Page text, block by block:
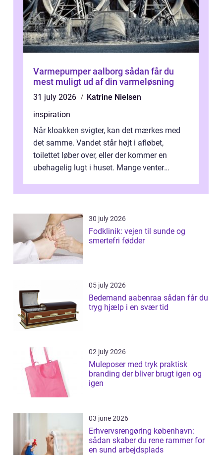
Varmepumper aalborg sådan får du
mest muligt ud af din varmeløsning
31 july 2026
Katrine Nielsen
inspiration
Når kloakken svigter, kan det mærkes med
det samme. Vandet står højt i afløbet,
toilettet løber over, eller der kommer en
ubehagelig lugt i huset. Mange venter
30 july 2026
Fodklinik: vejen til sunde og
smertefri fødder
05 july 2026
Bedemand aabenraa sådan får du
tryg hjælp i en svær tid
02 july 2026
Muleposer med tryk praktisk
branding der bliver brugt igen og
igen
03 june 2026
Erhvervsrengøring københavn:
sådan skaber du rene rammer for
en sund arbejdsplads